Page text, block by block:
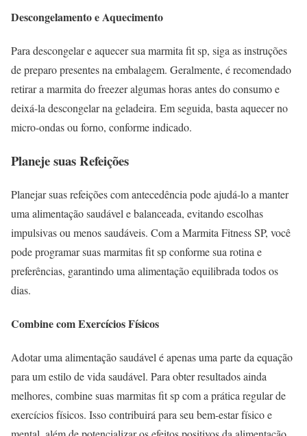
Descongelamento e Aquecimento
Para descongelar e aquecer sua marmita fit sp, siga as instruções
de preparo presentes na embalagem. Geralmente, é recomendado
retirar a marmita do freezer algumas horas antes do consumo e
deixá-la descongelar na geladeira. Em seguida, basta aquecer no
micro-ondas ou forno, conforme indicado.
Planeje suas Refeições
Planejar suas refeições com antecedência pode ajudá-lo a manter
uma alimentação saudável e balanceada, evitando escolhas
impulsivas ou menos saudáveis. Com a Marmita Fitness SP, você
pode programar suas marmitas fit sp conforme sua rotina e
preferências, garantindo uma alimentação equilibrada todos os
dias.
Combine com Exercícios Físicos
Adotar uma alimentação saudável é apenas uma parte da equação
para um estilo de vida saudável. Para obter resultados ainda
melhores, combine suas marmitas fit sp com a prática regular de
exercícios físicos. Isso contribuirá para seu bem-estar físico e